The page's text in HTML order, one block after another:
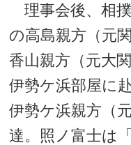
理事会後、相
の高島親方（元
香山親方（元大
伊勢ケ浜部屋に
伊勢ケ浜親方（
達。照ノ富士は